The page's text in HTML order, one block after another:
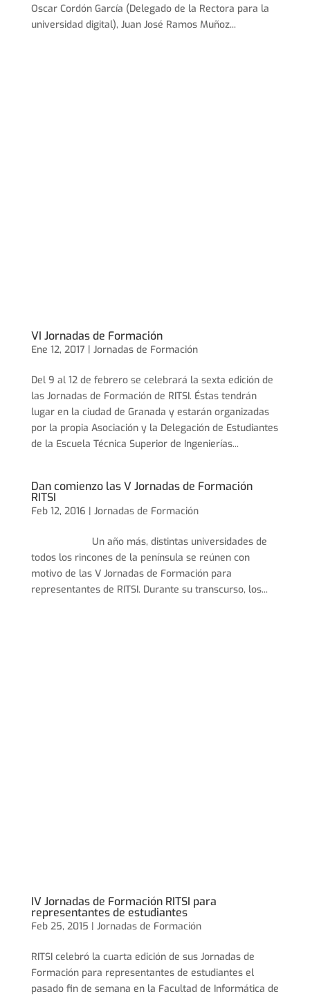
Oscar Cordón García (Delegado de la Rectora para la
universidad digital), Juan José Ramos Muñoz...
VI Jornadas de Formación
Ene 12, 2017 | Jornadas de Formación
Del 9 al 12 de febrero se celebrará la sexta edición de
las Jornadas de Formación de RITSI. Éstas tendrán
lugar en la ciudad de Granada y estarán organizadas
por la propia Asociación y la Delegación de Estudiantes
de la Escuela Técnica Superior de Ingenierías...
Dan comienzo las V Jornadas de Formación
RITSI
Feb 12, 2016 | Jornadas de Formación
Un año más, distintas universidades de
todos los rincones de la península se reúnen con
motivo de las V Jornadas de Formación para
representantes de RITSI. Durante su transcurso, los...
IV Jornadas de Formación RITSI para
representantes de estudiantes
Feb 25, 2015 | Jornadas de Formación
RITSI celebró la cuarta edición de sus Jornadas de
Formación para representantes de estudiantes el
pasado fin de semana en la Facultad de Informática de